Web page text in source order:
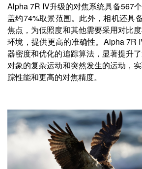
Alpha 7R IV升级的对焦系统具备567
盖约74%取景范围。此外，相机还具
焦点，为低照度和其他需要采用对比
环境，提供更高的准确性。Alpha 7R
器密度和优化的追踪算法，显著提升
对象的复杂运动和突然发生的运动，
踪性能和更高的对焦精度。